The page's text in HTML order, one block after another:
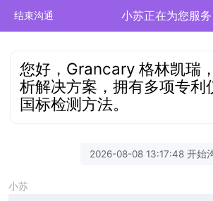
结束沟通 小苏正在为您服务
您好，Grancary 格林凯瑞
析解决方案，拥有多项专利
国标检测方法。
2026-08-08 13:17:48 开始
小苏